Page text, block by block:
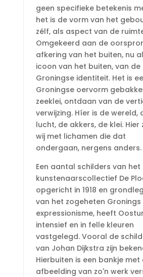
geen specifieke betekenis
het is de vorm van het
zélf, als aspect van de
Omgekeerd aan de
afkering van het buiten, nu
icoon van het buiten, van de
Groningse identiteit. Het is
Groningse oervorm
zeeklei, ontdaan van de
verwijzing. Híer is de wereld,
lucht, de akkers, de klei. Hier
wij met lichamen die dat
ondergaan, nergens anders.
Een aantal schilders van het
kunstenaarscollectief De
opgericht in 1918 en
van het zogeheten Gronings
expressionisme, heeft
intensief en in felle kleuren
vastgelegd. Vooral de
van Johan Dijkstra zijn
Hierbuiten is een bankje met
afbeelding van zo'n werk